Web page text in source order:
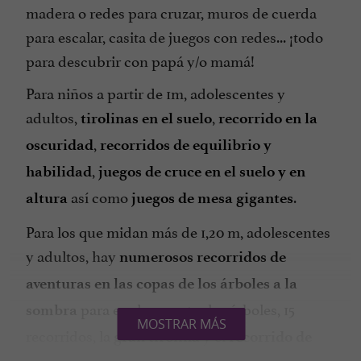
madera o redes para cruzar, muros de cuerda
para escalar, casita de juegos con redes... ¡todo
para descubrir con papá y/o mamá!
Para niños a partir de 1m, adolescentes y
adultos, tirolinas en el suelo, recorrido en la
oscuridad, recorridos de equilibrio y
habilidad, juegos de cruce en el suelo y en
altura así comojuegos de mesa gigantes.
Para los que midan más de 1,20 m, adolescentes
y adultos, hay numerosos recorridos de
aventuras en las copas de los árboles a la
para explorar entre los árboles, 15
gran tirolinay elrecorrido de
MOSTRAR MÁS